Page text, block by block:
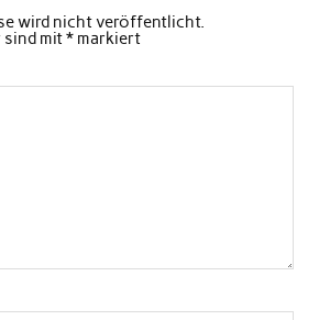
wird nicht veröffentlicht.
sind mit*markiert